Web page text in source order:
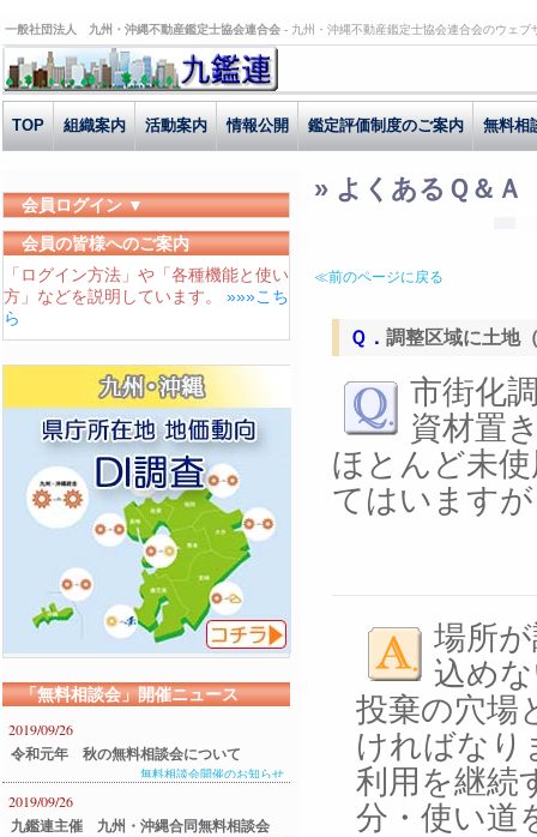
一般社団法人 九州・沖縄不動産鑑定士協会連合会 - 九州・沖縄不動産鑑定士協会連合会のウェ
TOP 組織案内 活動案内 情報公開 鑑定評価制度のご案内 無料相
» よくあるＱ＆Ａ
≪前のページに戻る
Ｑ． 調整区域に土地
市街化
資材置
ほとんど未
てはいます
場所
込め
投棄の穴場
ければなり
利用を継続
分・使い道
会員ログイン ▼
ユーザーID
パスワード
会員の皆様へのご案内
「ログイン方法」や「各種機能と使い
方」などを説明しています。 »»»こち
ら
「無料相談会」開催ニュース
2019/09/26
令和元年 秋の無料相談会について
無料相談会開催のお知らせ
2019/09/26
九鑑連主催 九州・沖縄合同無料相談会